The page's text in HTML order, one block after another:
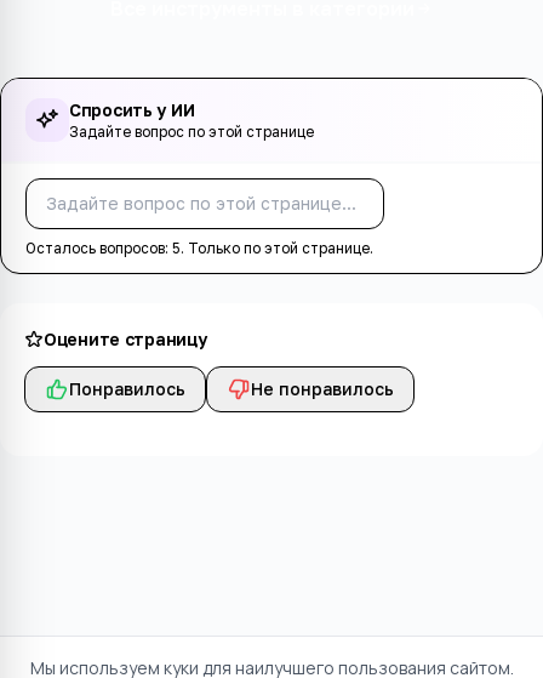
Спросить у ИИ
Задайте вопрос по этой странице
Осталось вопросов: 5. Только по этой странице.
Оцените страницу
Понравилось Не понравилось
Мы используем куки для наилучшего пользования сайтом.